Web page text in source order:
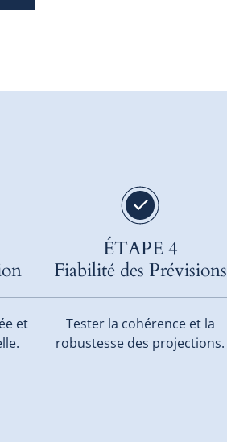
et
ÉTAPE 4
Fiabilité des Prévisions
Tester la cohérence et la
robustesse des projections.